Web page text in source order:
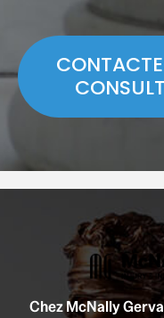
Chez McNally